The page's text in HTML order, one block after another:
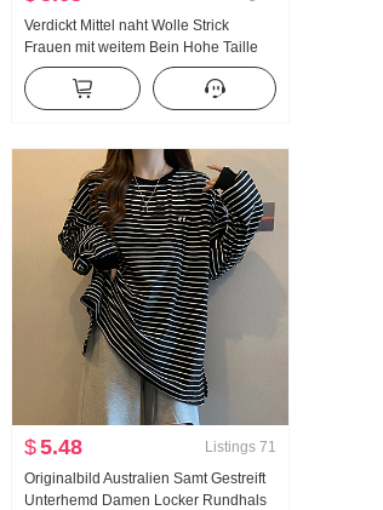
Verdickt Mittel naht Wolle Strick
Frauen mit weitem Bein Hohe Taille
Abseilen Gefühl Herbst Winter Schmal
Ausgabe Bodenlang Hosen
Außerhalb zu tragen Lange Hose
$5.48 Listings 71
Originalbild Australien Samt Gestreift
Unterhemd Damen Locker Rundhals